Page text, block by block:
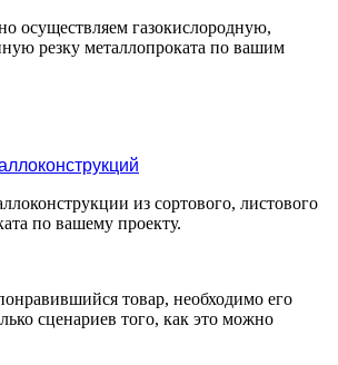
осуществляем газокислородную,
резку металлопроката по вашим
из сортового, листового
по вашему проекту.
товар, необходимо его
сценариев того, как это можно